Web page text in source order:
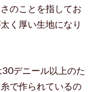
のことを指してお
く厚い生地になり
デニール以上のた
で作られているの